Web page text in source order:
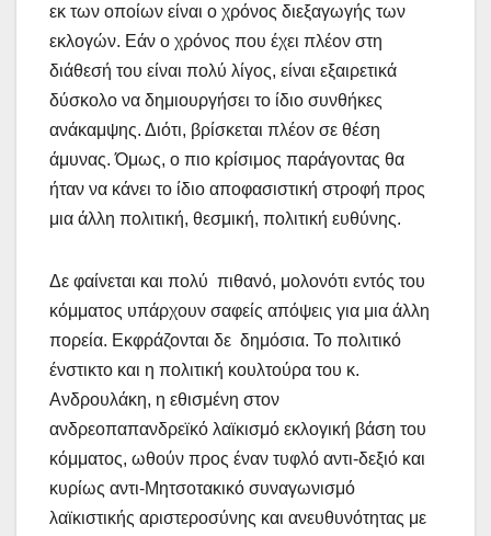
εκ των οποίων είναι ο χρόνος διεξαγωγής των
εκλογών. Εάν ο χρόνος που έχει πλέον στη
διάθεσή του είναι πολύ λίγος, είναι εξαιρετικά
δύσκολο να δημιουργήσει το ίδιο συνθήκες
ανάκαμψης. Διότι, βρίσκεται πλέον σε θέση
άμυνας. Όμως, ο πιο κρίσιμος παράγοντας θα
ήταν να κάνει το ίδιο αποφασιστική στροφή προς
μια άλλη πολιτική, θεσμική, πολιτική ευθύνης.
Δε φαίνεται και πολύ πιθανό, μολονότι εντός του
κόμματος υπάρχουν σαφείς απόψεις για μια άλλη
πορεία. Εκφράζονται δε δημόσια. Το πολιτικό
ένστικτο και η πολιτική κουλτούρα του κ.
Ανδρουλάκη, η εθισμένη στον
ανδρεοπαπανδρεϊκό λαϊκισμό εκλογική βάση του
κόμματος, ωθούν προς έναν τυφλό αντι-δεξιό και
κυρίως αντι-Μητσοτακικό συναγωνισμό
λαϊκιστικής αριστεροσύνης και ανευθυνότητας με